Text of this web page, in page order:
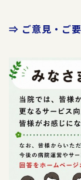
⇒ ご意見・ご